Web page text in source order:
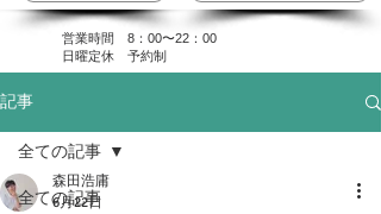
営業時間 8：00〜22：00
​日曜定休 予約制
記事
全ての記事
全ての記事
森田浩庸
6月22日